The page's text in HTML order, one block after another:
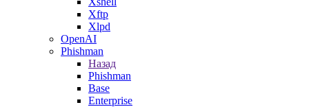
Xftp
Xlpd
OpenAI
Phishman
Назад
Phishman
Base
Enterprise